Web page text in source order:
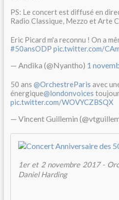
PS: Le concert est diffusé en
Radio Classique, Mezzo et Arte
Eric Picard m'a reconnu ! On a
#50ansODP pic.twitter.com/
— Andika (@Nyantho) 1
50 ans @OrchestreParis avec
énergique@londonvoices
pic.twitter.com/WOVYCZBSQX
— Vincent Guillemin
1er et 2 novembre 2017 -
Daniel Harding